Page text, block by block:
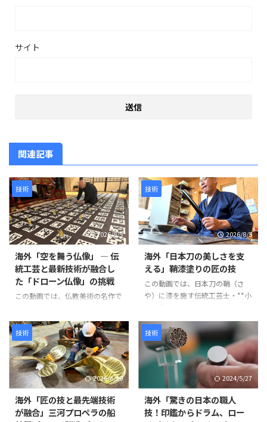
サイト
関連記事
技術
2026/8/5
海外「空を舞う仏像」 ― 伝
統工芸と最新技術が融合し
た「ドローン仏像」の挑戦
この動画では、仏教美術の名作で
を現代のテクノロジーで再現す
る、革新的なプロジェクトが紹介
されています。 阿弥陀如来と25
体の菩薩が極楽浄土から人々を迎
えに来る情景を、空中を舞うドロ
ーン仏像によって表現するとい
う、伝統文化と最新技術を融合さ
せた試みです。 制作には、約
1,500年にわたり受け継がれてき
技術
2026/8/5
海外「日本刀の美しさを支
える」鞘漆塗りの匠の技
この動画では、日本刀の鞘（さ
や）に漆を施す伝統工芸士・**小
氏の仕事が紹介されています。日
本刀の鞘は単なる収納具ではな
く、刀身を守る重要な役割を担っ
ています。熟練の職人が幾度も塗
装と研磨を繰り返し、美しさと耐
久性を兼ね備えた鞘を完成させて
いきます。 製造工程は以下のよ
うに進みます。 まず、2枚の木材
を貼り合わせて作られた鞘の継ぎ
技術
2026/6/29
海外「匠の技と最先端技術
が融合」三河プロペラの船
技術
2024/5/27
海外「驚きの日本の職人
技！印鑑からドラム、ロー